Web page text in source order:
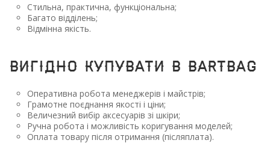
Стильна, практична, функціональна;
Багато відділень;
Відмінна якість.
Вигідно купувати в BARTBAG
Оперативна робота менеджерів і майстрів;
Грамотне поєднання якості і ціни;
Величезний вибір аксесуарів зі шкіри;
Ручна робота і можливість коригування моделей;
Оплата товару після отримання (післяплата).